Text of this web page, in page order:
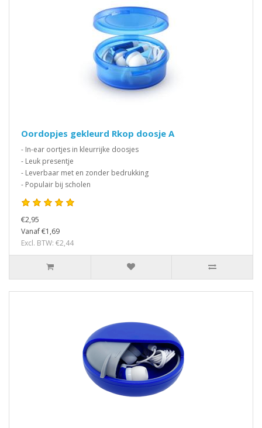
Oordopjes gekleurd Rkop doosje A
- In-ear oortjes in kleurrijke doosjes
- Leuk presentje
- Leverbaar met en zonder bedrukking
- Populair bij scholen
€2,95
Vanaf €1,69
Excl. BTW: €2,44